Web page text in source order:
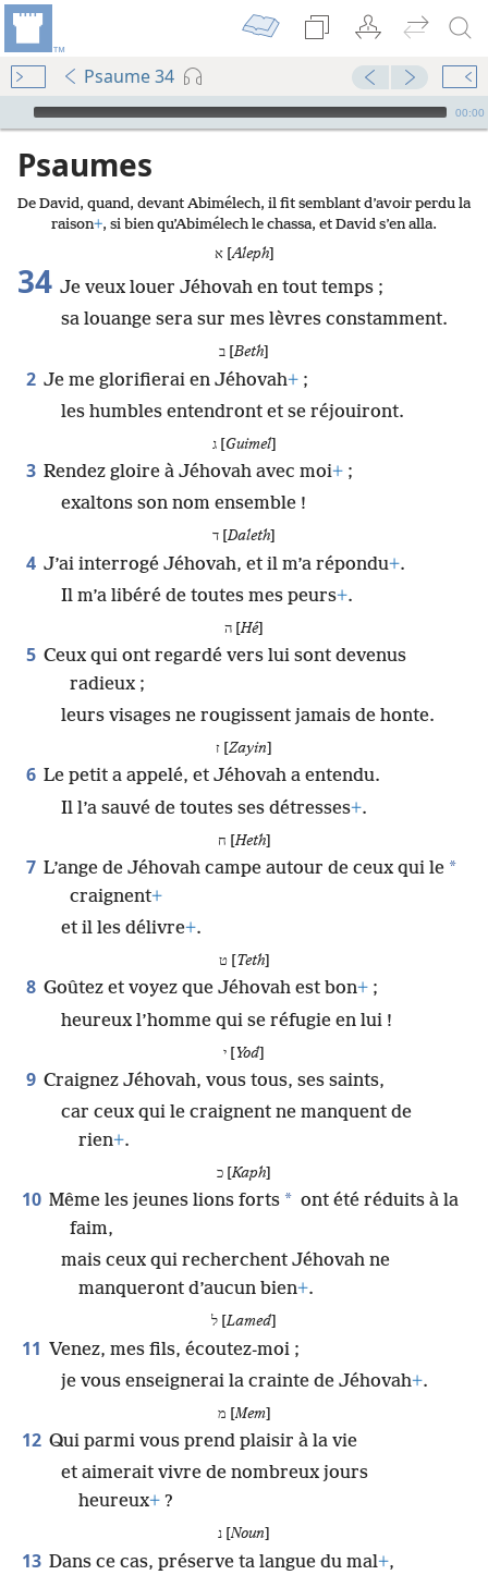
Psaume 34
Audio Player
00:00
Psaumes
De David, quand, devant Abimélech, il fit semblant d’avoir perdu la
raison+, si bien qu’Abimélech le chassa, et David s’en alla.
א [Aleph]
34 Je veux louer Jéhovah en tout temps ;
sa louange sera sur mes lèvres constamment.
ב [Beth
2 Je me glorifierai en Jéhovah+ ;
les humbles entendront et se réjouiront.
ג [ Guimel]
3 Rendez gloire à Jéhovah avec moi+ ;
exaltons son nom ensemble !
ד [Daleth
4 J’ai interrogé Jéhovah, et il m’a répondu+.
Il m’a libéré de toutes mes peurs+.
ה [Hé]
5 Ceux qui ont regardé vers lui sont devenus
radieux ;
leurs visages ne rougissent jamais de honte.
Zayin
6 Le petit a appelé, et Jéhovah a entendu.
Il l’a sauvé de toutes ses détresses+.
ח [Heth]
7 L’ange de Jéhovah campe autour de ceux qui le *
craignent+
et il les délivre+.
ט [ Teth]
8 Goûtez et voyez que Jéhovah est bon+ ;
heureux l’homme qui se réfugie en lui !
י [Yod]
9 Craignez Jéhovah, vous tous, ses saints,
car ceux qui le craignent ne manquent de
rien+.
כ [Kaph
10 Même les jeunes lions forts * ont été réduits à la
faim,
mais ceux qui recherchent Jéhovah ne
manqueront d’aucun bien+.
ל [Lamed
11 Venez, mes fils, écoutez-moi ;
je vous enseignerai la crainte de Jéhovah+.
מ [Mem]
12 Qui parmi vous prend plaisir à la vie
et aimerait vivre de nombreux jours
heureux+ ?
נ [Noun
13 Dans ce cas, préserve ta langue du mal+,